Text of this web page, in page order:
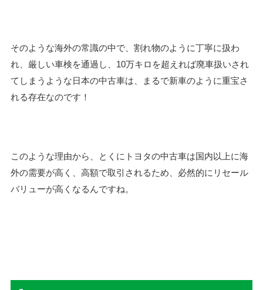
そのような海外の常識の中で、割れ物のように丁寧に扱わ
れ、厳しい車検を通過し、10万キロを超えれば廃車扱いされ
てしまうような日本の中古車は、まるで新車のように重宝さ
れる存在なのです！
このような理由から、とくにトヨタの中古車は国内以上に海
外の需要が高く、高額で取引されるため、必然的にリセール
バリューが高くなるんですね。